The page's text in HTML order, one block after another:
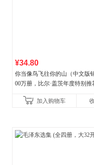
¥34.80
你当像鸟飞往你的山（中文版
00万册，比尔·盖茨年度特别推
比你听说的还要
加入购物车